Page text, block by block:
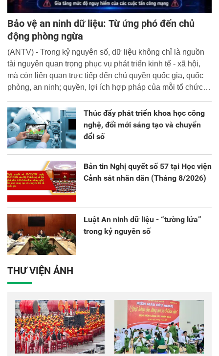
Bảo vệ an ninh dữ liệu: Từ ứng phó đến chủ
động phòng ngừa
(ANTV) - Trong kỷ nguyên số, dữ liệu không chỉ là nguồn
tài nguyên quan trọng phục vụ phát triển kinh tế - xã hội,
mà còn liên quan trực tiếp đến chủ quyền quốc gia, quốc
phòng, an ninh; quyền, lợi ích hợp pháp của mỗi tổ chức,
Thúc đẩy phát triển khoa học công
nghệ, đổi mới sáng tạo và chuyển
đổi số
Bản tin Nghị quyết số 57 tại Học viện
Cảnh sát nhân dân (Tháng 8/2026)
Luật An ninh dữ liệu - “tường lửa”
trong kỷ nguyên số
THƯ VIỆN ẢNH